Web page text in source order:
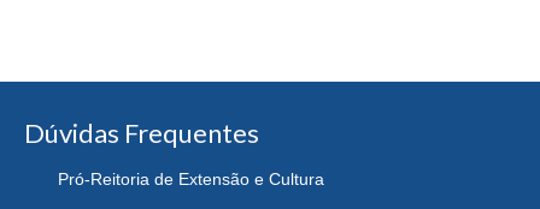
Dúvidas Frequentes
Pró-Reitoria de Extensão e Cultura